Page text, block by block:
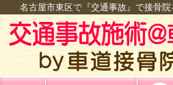
名古屋市東区で『交通事故』で接骨院